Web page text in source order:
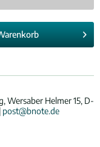
Wersaber Helmer 15, D-
post@bnote.de